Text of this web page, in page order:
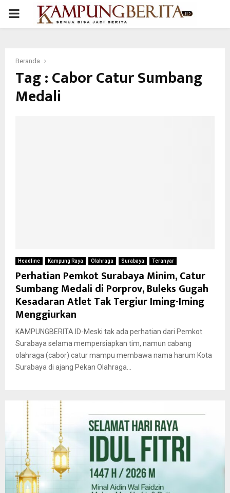
PRIMARY
Beranda
Tag : Cabor Catur Sumbang
Medali
Headline Kampung Raya Olahraga Surabaya Teranyar
Perhatian Pemkot Surabaya Minim, Catur
Sumbang Medali di Porprov, Buleks Gugah
Kesadaran Atlet Tak Tergiur Iming-Iming
Menggiurkan
KAMPUNGBERITA.ID-Meski tak ada perhatian dari Pemkot
Surabaya selama mempersiapkan tim, namun cabang
olahraga (cabor) catur mampu membawa nama harum Kota
Surabaya di ajang Pekan Olahraga...